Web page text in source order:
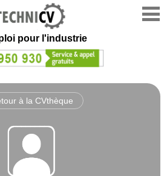
pour l'industrie
à la CVthèque